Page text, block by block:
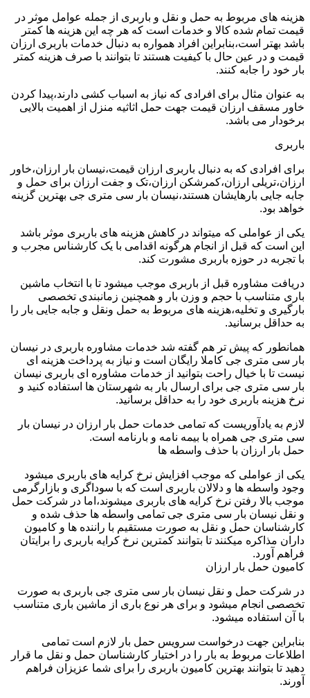
هزینه های مربوط به حمل و نقل و باربری از جمله عوامل موثر در
قیمت تمام شده کالا و خدمات است که هر چه این هزینه ها کمتر
باشد بهتر است،بنابراین افراد همواره به دنبال خدمات باربری ارزان
قیمت و در عین حال با کیفیت هستند تا بتوانند با صرف هزینه کمتر
بار خود را جابه کنند.
به عنوان مثال برای افرادی که نیاز به اسباب کشی دارند،پیدا کردن
خاور مسقف ارزان قیمت جهت حمل اثاثیه منزل از اهمیت بالایی
برخودار می باشد.
باربری
برای افرادی که به دنبال باربری ارزان قیمت،نیسان بار ارزان،خاور
ارزان،تریلی ارزان،کمرشکن ارزان،تک و جفت ارزان برای حمل و
جابه جایی بارهایشان هستند،نیسان بار سی متری جی بهترین گزینه
خواهد بود.
یکی از عواملی که میتواند در کاهش هزینه های باربری موثر باشد
این است که قبل از انجام هرگونه اقدامی با یک کارشناس مجرب و
با تجربه در حوزه باربری مشورت کند.
دریافت مشاوره قبل از باربری موجب میشود تا با انتخاب ماشین
باری متناسب با حجم و وزن بار و همچنین زمانبندی تخصصی
بارگیری و تخلیه،هزینه های مربوط به حمل ونقل و جابه جایی بار را
به حداقل برسانید.
همانطور که پیش تر هم گفته شد خدمات مشاوره باربری در نیسان
بار سی متری جی کاملا رایگان است و نیاز به پرداخت هزینه ای
نیست تا با خیال راحت بتوانید از خدمات مشاوره ای باربری نیسان
بار سی متری جی برای ارسال بار به شهرستان ها استفاده کنید و
نرخ هزینه باربری خود را به حداقل برسانید.
لازم به یادآوریست که تمامی خدمات حمل بار ارزان در نیسان بار
سی متری جی همراه با بیمه نامه و بارنامه است.
حمل بار ارزان با حذف واسطه ها
یکی از عواملی که موجب افزایش نرخ کرایه های باربری میشود
وجود واسطه ها و دلالان باربری است که با سوداگری و بازارگرمی
موجب بالا رفتن نرخ کرایه های باربری میشوند،اما در شرکت حمل
و نقل نیسان بار سی متری جی تمامی واسطه ها حذف شده و
کارشناسان حمل و نقل به صورت مستقیم با راننده ها و کامیون
داران مذاکره میکنند تا بتوانند کمترین نرخ کرایه باربری را برایتان
فراهم آورد.
کامیون حمل بار ارزان
در شرکت حمل و نقل نیسان بار سی متری جی باربری به صورت
تخصصی انجام میشود و برای هر نوع باری از ماشین باری متناسب
با آن استفاده میشود.
بنابراین جهت درخواست سرویس حمل بار لازم است تمامی
اطلاعات مربوط به بار را در اختیار کارشناسان حمل و نقل ما قرار
دهید تا بتوانند بهترین کامیون باربری را برای شما عزیزان فراهم
آورند.